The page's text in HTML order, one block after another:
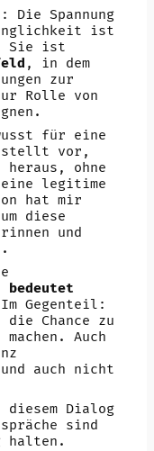
Spannung
ist
Sie ist
, in dem
zur
Rolle von
für eine
stellt vor,
ohne
legitime
hat mir
diese
und
bedeutet
Im Gegenteil:
die Chance zu
Auch
auch nicht
Dialog
sind
halten.